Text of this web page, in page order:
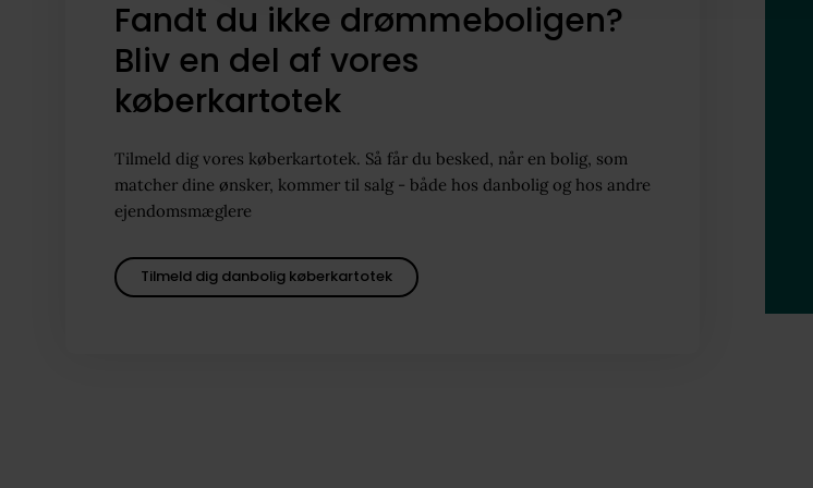
Fandt du ikke drømmeboligen?
Bliv en del af vores
køberkartotek
Tilmeld dig vores køberkartotek. Så får du besked, når en bolig, som
matcher dine ønsker, kommer til salg - både hos danbolig og hos andre
ejendomsmæglere
Tilmeld dig danbolig køberkartotek